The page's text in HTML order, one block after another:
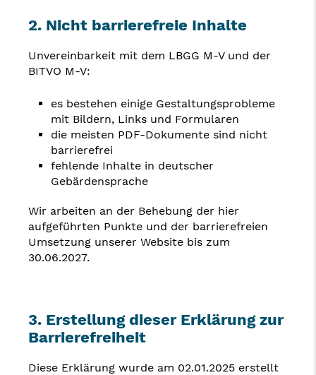
2. Nicht barrierefreie Inhalte
Unvereinbarkeit mit dem LBGG M-V und der
BITVO M-V:
es bestehen einige Gestaltungsprobleme
mit Bildern, Links und Formularen
die meisten PDF-Dokumente sind nicht
barrierefrei
fehlende Inhalte in deutscher
Gebärdensprache
Wir arbeiten an der Behebung der hier
aufgeführten Punkte und der barrierefreien
Umsetzung unserer Website bis zum
30.06.2027.
3. Erstellung dieser Erklärung zur
Barrierefreiheit
Diese Erklärung wurde am 02.01.2025 erstellt